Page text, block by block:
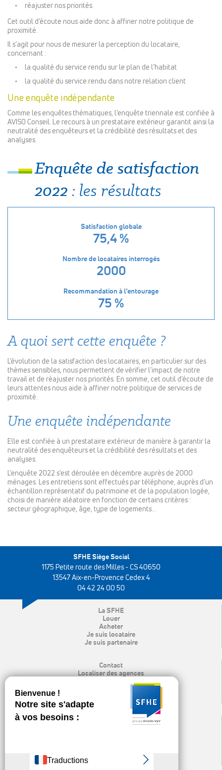
réajuster nos priorités.
Cet outil d’écoute nous aide donc à affiner notre politique de
proximité.
Il s’agit pour nous de mesurer la perception du locataire,
concernant :
la qualité du service rendu sur le plan de l’habitat
la qualité du service rendu dans notre relation client
Une enquête indépendante
Comme les enquêtes thématiques, l’enquête triennale est confiée à
AVISO Conseil. Le recours à un prestataire extérieur garantit ainsi la
neutralité des enquêteurs et la crédibilité des résultats et des
analyses.
Enquête de satisfaction
2022 : les résultats
Satisfaction globale
75,4 %
Nombre de locataires interrogés
2000
Recommandation à l’entourage
75 %
A quoi sert cette enquête ?
L’évolution de la satisfaction des locataires, en particulier sur des
thèmes sensibles, nous permettent de vérifier l’impact de notre
travail et de réajuster nos priorités. En somme, cet outil d’écoute de
leurs attentes nous aide à affiner notre politique de services de
proximité.
Une enquête indépendante
Elle est confiée à un prestataire extérieur de manière à garantir la
neutralité des enquêteurs et la crédibilité des résultats et des
analyses.
L’enquête 2022 s’est déroulée en décembre auprès de 2000
ménages. Les entretiens sont effectués par téléphone, auprès d’un
échantillon représentatif du patrimoine et de la population logée,
choisi de manière aléatoire en fonction de certains critères :
secteur géographique, âge, type de logements…
SFHE Siège Social
1175 Petite route des Milles - CS 40650
13547 Aix-en-Provence Cedex 4
04 42 24 00 50
La SFHE
Louer
Acheter
Je suis locataire
Je suis partenaire
Contact
Localiser des agences
Espace presse & logo
Ligne d’alerte éthique